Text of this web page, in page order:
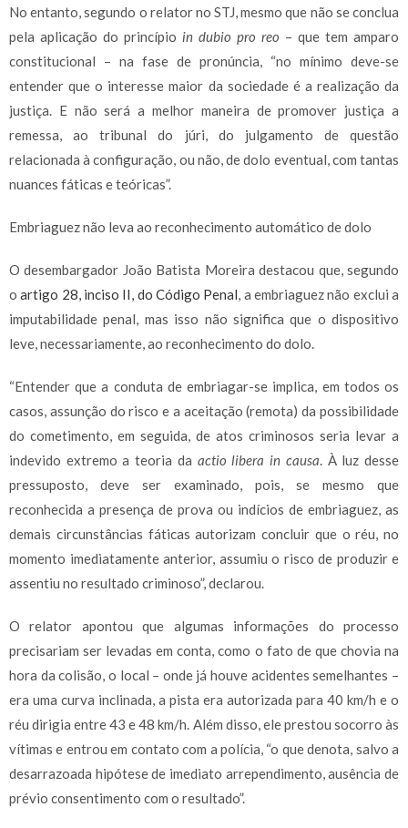
No entanto, segundo o relator no STJ, mesmo que não se conclua
pela aplicação do princípio in dubio pro reo – que tem amparo
constitucional – na fase de pronúncia, “no mínimo deve-se
entender que o interesse maior da sociedade é a realização da
justiça. E não será a melhor maneira de promover justiça a
remessa, ao tribunal do júri, do julgamento de questão
relacionada à configuração, ou não, de dolo eventual, com tantas
nuances fáticas e teóricas”.
Embriaguez não leva ao reconhecimento automático de dolo
O desembargador João Batista Moreira destacou que, segundo
oartigo 28, inciso II, do Código Penal, a embriaguez não exclui a
imputabilidade penal, mas isso não significa que o dispositivo
leve, necessariamente, ao reconhecimento do dolo.
“Entender que a conduta de embriagar-se implica, em todos os
casos, assunção do risco e a aceitação (remota) da possibilidade
do cometimento, em seguida, de atos criminosos seria levar a
indevido extremo a teoria da actio libera in causa. À luz desse
pressuposto, deve ser examinado, pois, se mesmo que
reconhecida a presença de prova ou indícios de embriaguez, as
demais circunstâncias fáticas autorizam concluir que o réu, no
momento imediatamente anterior, assumiu o risco de produzir e
assentiu no resultado criminoso”, declarou.
O relator apontou que algumas informações do processo
precisariam ser levadas em conta, como o fato de que chovia na
hora da colisão, o local – onde já houve acidentes semelhantes –
era uma curva inclinada, a pista era autorizada para 40 km/h e o
réu dirigia entre 43 e 48 km/h. Além disso, ele prestou socorro às
vítimas e entrou em contato com a polícia, “o que denota, salvo a
desarrazoada hipótese de imediato arrependimento, ausência de
prévio consentimento com o resultado”.